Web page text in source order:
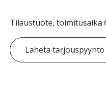
Tilaustuote, toimitusaika
Lähetä tarjouspyyntö